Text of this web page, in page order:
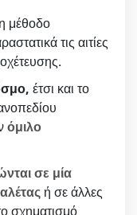
μέθοδο
τις αιτίες
έτσι και το
όμιλο
σε μία
ή σε άλλες
σχηματισμό